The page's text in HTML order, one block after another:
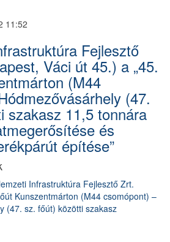
11:52
Fejlesztő
Váci út 45.) a „45.
(M44
(47.
szakasz 11,5 tonnára
és
építése”
Infrastruktúra Fejlesztő Zrt.
Kunszentmárton (M44 csomópont) –
(47. sz. főút) közötti szakasz